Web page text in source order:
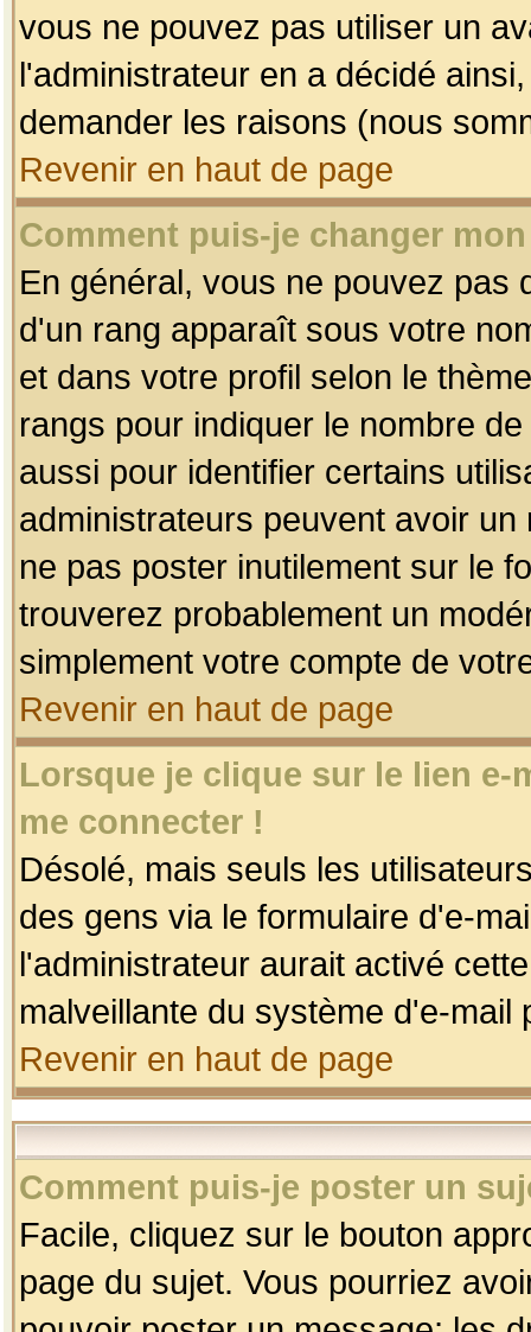
vous ne pouvez pas utiliser un
l'administrateur en a décidé
demander les raisons (nous
Revenir en haut de page
Comment puis-je changer
En général, vous ne pouvez pas
d'un rang apparaît sous votre
et dans votre profil selon le
rangs pour indiquer le nombre
aussi pour identifier certains
administrateurs peuvent avoir
ne pas poster inutilement sur le
trouverez probablement un
simplement votre compte de
Revenir en haut de page
Lorsque je clique sur le lien
me connecter !
Désolé, mais seuls les
des gens via le formulaire d'e-
l'administrateur aurait activé
malveillante du système d'e-
Revenir en haut de page
Comment puis-je poster un
Facile, cliquez sur le bouton
page du sujet. Vous pourriez